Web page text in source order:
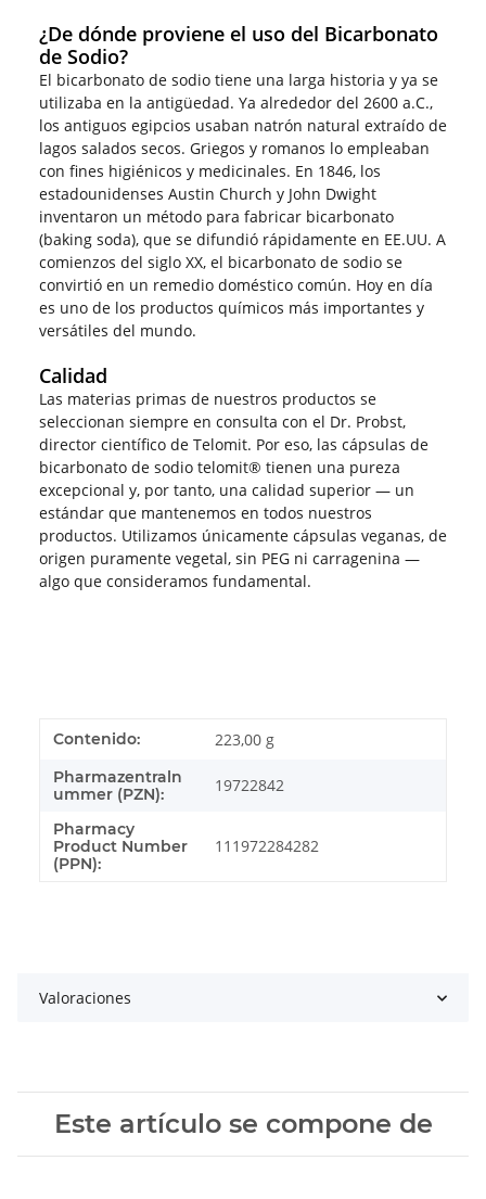
¿De dónde proviene el uso del Bicarbonato
de Sodio?
El bicarbonato de sodio tiene una larga historia y ya se
utilizaba en la antigüedad. Ya alrededor del 2600 a.C.,
los antiguos egipcios usaban natrón natural extraído de
lagos salados secos. Griegos y romanos lo empleaban
con fines higiénicos y medicinales. En 1846, los
estadounidenses Austin Church y John Dwight
inventaron un método para fabricar bicarbonato
(baking soda), que se difundió rápidamente en EE.UU. A
comienzos del siglo XX, el bicarbonato de sodio se
convirtió en un remedio doméstico común. Hoy en día
es uno de los productos químicos más importantes y
versátiles del mundo.
Calidad
Las materias primas de nuestros productos se
seleccionan siempre en consulta con el Dr. Probst,
director científico de Telomit. Por eso, las cápsulas de
bicarbonato de sodio telomit® tienen una pureza
excepcional y, por tanto, una calidad superior — un
estándar que mantenemos en todos nuestros
productos. Utilizamos únicamente cápsulas veganas, de
origen puramente vegetal, sin PEG ni carragenina —
algo que consideramos fundamental.
Contenido: 223,00 g
Pharmazentraln
ummer (PZN):
19722842
Pharmacy
Product Number
(PPN):
111972284282
Valoraciones
Este artículo se compone de